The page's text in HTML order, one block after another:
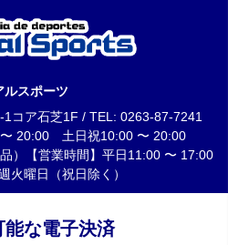
ルスポーツ
コア石芝1F / TEL: 0263-87-7241
〜 20:00 土日祝10:00 〜 20:00
）【営業時間】平日11:00 〜 17:00
火曜日（祝日除く）
能な電子決済